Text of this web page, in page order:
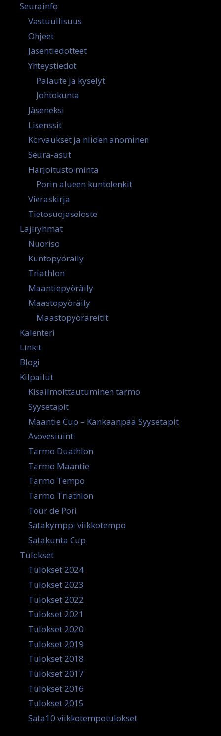
Seurainfo
Vastuullisuus
Ohjeet
Jäsentiedotteet
Yhteystiedot
Palaute ja kyselyt
Johtokunta
Jäseneksi
Lisenssit
Korvaukset ja niiden anominen
Seura-asut
Harjoitustoiminta
Porin alueen kuntolenkit
Vieraskirja
Tietosuojaseloste
Lajiryhmät
Nuoriso
Kuntopyöräily
Triathlon
Maantiepyöräily
Maastopyöräily
Maastopyöräreitit
Kalenteri
Linkit
Blogi
Kilpailut
Kisailmoittautuminen tarmo
Syysetapit
Maantie Cup – Kankaanpää Syysetapit
Avovesiuinti
Tarmo Duathlon
Tarmo Maantie
Tarmo Tempo
Tarmo Triathlon
Tour de Pori
Satakymppi viikkotempo
Satakunta Cup
Tulokset
Tulokset 2024
Tulokset 2023
Tulokset 2022
Tulokset 2021
Tulokset 2020
Tulokset 2019
Tulokset 2018
Tulokset 2017
Tulokset 2016
Tulokset 2015
Sata10 viikkotempotulokset